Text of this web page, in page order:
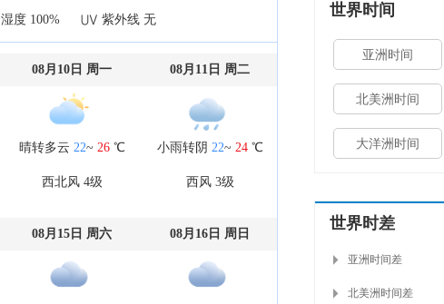
湿度 100% 紫外线 无
08月10日 周一
晴转多云 22~ 26℃
西北风 4级
08月11日 周二
小雨转阴 22~ 24℃
西风 3级
08月15日 周六 08月16日 周日
世界时间
亚洲时间
北美洲时间
大洋洲时间
世界时差
亚洲时间差
北美洲时间差